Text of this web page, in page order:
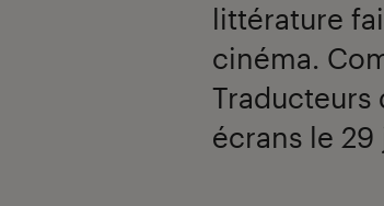
littérature
cinéma.
Traducteurs
écrans le